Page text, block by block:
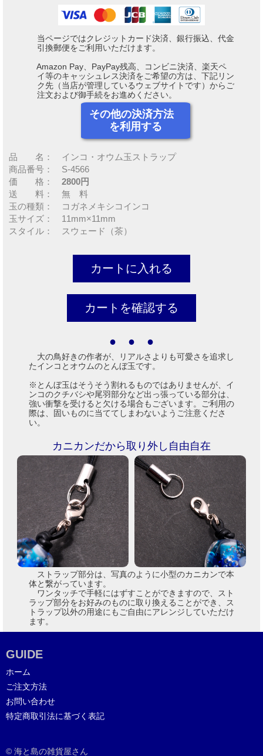
当ページではクレジットカード決済、銀行振込、代金
引換郵便をご利用いただけます。
Amazon Pay、PayPay残高、コンビニ決済、楽天ペ
イ等のキャッシュレス決済をご希望の方は、下記リン
ク先（当店が管理しているウェブサイトです）からご
注文および御手続をお進めください。
その他の決済方法
を利用する
品 名： インコ・オウム玉ストラップ
商品番号： S-4566
価 格： 2800円
送 料： 無 料
玉の種類： コガネメキシコインコ
玉サイズ： 11mm×11mm
スタイル： スウェード（茶）
● ● ●
大の鳥好きの作者が、リアルさよりも可愛さを追求し
たインコとオウムのとんぼ玉です。
※とんぼ玉はそうそう割れるものではありませんが、イ
ンコのクチバシや尾羽部分など出っ張っている部分は、
強い衝撃を受けると欠ける場合もございます。ご利用の
際は、固いものに当ててしまわないようご注意くださ
い。
カニカンだから取り外し自由自在
ストラップ部分は、写真のように小型のカニカンで本
体と繋がっています。
ワンタッチで手軽にはずすことができますので、スト
ラップ部分をお好みのものに取り換えることができ、ス
トラップ以外の用途にもご自由にアレンジしていただけ
ます。
GUIDE
ホーム
ご注文方法
お問い合わせ
特定商取引法に基づく表記
© 海と島の雑貨屋さん